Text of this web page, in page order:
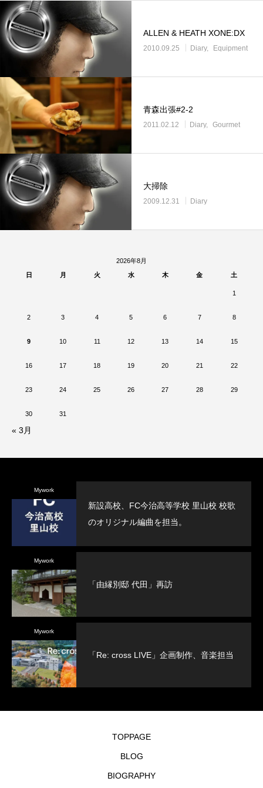
ALLEN & HEATH XONE:DX
2010.09.25 Diary Equipment
青森出張#2-2
2011.02.12 Diary Gourmet
大掃除
2009.12.31 Diary
2026年8月
日
月 火 水 木 金 土
1
2 3 4 5 6 7 8
9 10 11 12 13 14 15
16 17 18 19 20 21 22
23 24 25 26 27 28 29
30 31
« 3月
Mywork
新設高校、FC今治高等学校 里山校 校歌
のオリジナル編曲を担当。
Mywork
「由縁別邸 代田」再訪
Mywork
「Re: cross LIVE」企画制作、音楽担当
TOPPAGE
BLOG
BIOGRAPHY